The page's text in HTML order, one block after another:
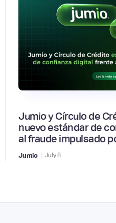
Jumio y Círculo de
nuevo estándar de
al fraude impulsado
Jumio | July8